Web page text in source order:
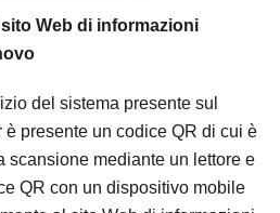
Web di informazioni
del sistema presente sul
presente un codice QR di cui è
scansione mediante un lettore e
QR con un dispositivo mobile